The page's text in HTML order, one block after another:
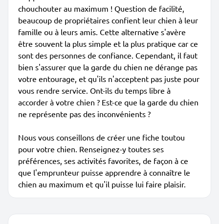
chouchouter au maximum ! Question de facilité,
beaucoup de propriétaires confient leur chien à leur
famille ou à leurs amis. Cette alternative s'avère
être souvent la plus simple et la plus pratique car ce
sont des personnes de confiance. Cependant, il faut
bien s'assurer que la garde du chien ne dérange pas
votre entourage, et qu'ils n'acceptent pas juste pour
vous rendre service. Ont-ils du temps libre à
accorder à votre chien ? Est-ce que la garde du chien
ne représente pas des inconvénients ?
Nous vous conseillons de créer une fiche toutou
pour votre chien. Renseignez-y toutes ses
préférences, ses activités favorites, de façon à ce
que l'emprunteur puisse apprendre à connaître le
chien au maximum et qu'il puisse lui faire plaisir.